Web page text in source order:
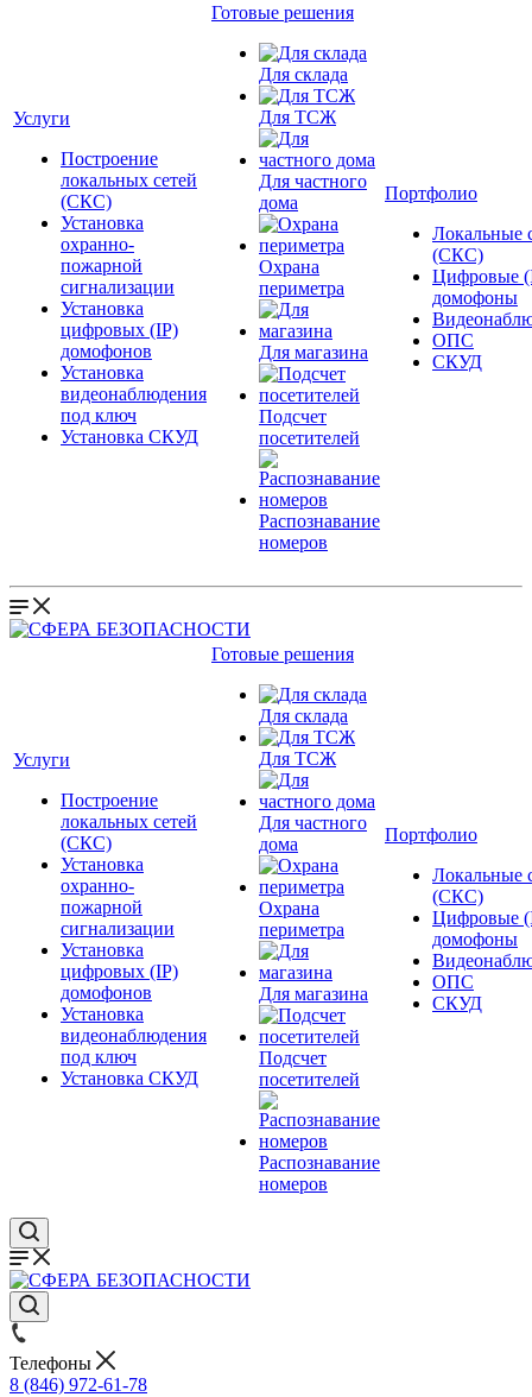
Услуги
Построение
локальных сетей
(СКС)
Установка
охранно-
пожарной
сигнализации
Установка
цифровых (IP)
домофонов
Установка
видеонаблюдения
под ключ
Установка СКУД
Готовые решения
Для склада
Для ТСЖ
Для частного
дома
Охрана
периметра
Для магазина
Подсчет
посетителей
Распознавание
номеров
Портфолио
Локальные
(СКС)
Цифровые
домофоны
ОПС
СКУД
Услуги
Построение
локальных сетей
(СКС)
Установка
охранно-
пожарной
сигнализации
Установка
цифровых (IP)
домофонов
Установка
видеонаблюдения
под ключ
Установка СКУД
Готовые решения
Для склада
Для ТСЖ
Для частного
дома
Охрана
периметра
Для магазина
Подсчет
посетителей
Распознавание
номеров
Портфолио
Локальные
(СКС)
Цифровые
домофоны
ОПС
СКУД
Телефоны
8 (846) 972-61-78